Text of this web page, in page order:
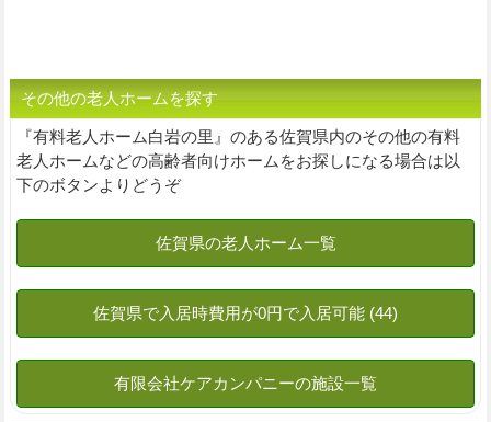
その他の老人ホームを探す
『有料老人ホーム白岩の里』のある佐賀県内のその他の有料
老人ホームなどの高齢者向けホームをお探しになる場合は以
下のボタンよりどうぞ